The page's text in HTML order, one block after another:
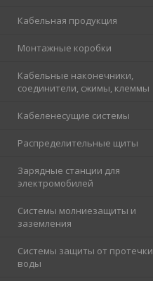
Кабельная продукция
Монтажные коробки
Кабельные наконечники,
соединители, сжимы, клеммы
Кабеленесущие системы
Распределительные щиты
Зарядные станции для
электромобилей
Системы молниезащиты и
заземления
Системы защиты от протечки
воды